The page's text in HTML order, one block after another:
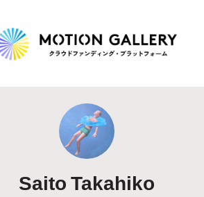
Highlight
新着プロジェクト
Feature
Saito Takahiko